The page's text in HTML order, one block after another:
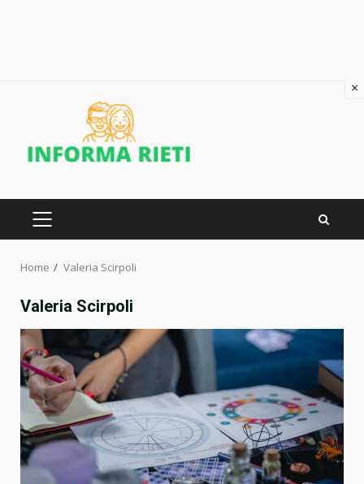
PRIMARY
Home Valeria Scirpoli
Valeria Scirpoli
×